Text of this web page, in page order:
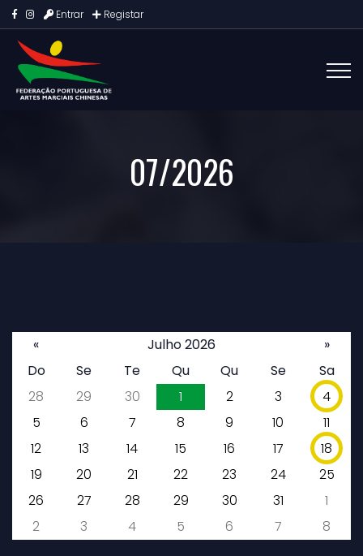
Entrar Registar
07/2026
« Julho 2026
»
Do
Se Te Qu Qu Se
Sa
28
29 30 1 2 3
4
5
6 7 8 9 10
11
12
13 14 15 16 17
18
19
20 21 22 23 24
25
26
27 28 29 30 31
1
2
3 4 5 6 7 8